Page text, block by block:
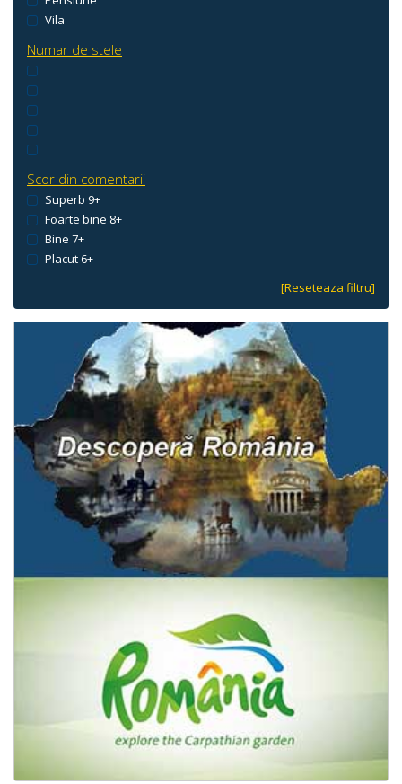
Vila
Numar de stele
Scor din comentarii
Superb 9+
Foarte bine 8+
Bine 7+
Placut 6+
[Reseteaza filtru]